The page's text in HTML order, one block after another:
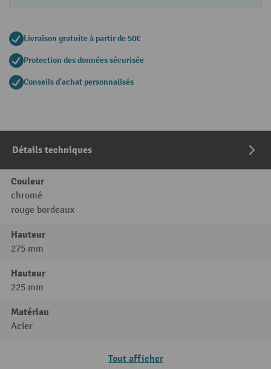
Livraison gratuite à partir de 50€
Protection des données sécurisée
Conseils d'achat personnalisés
Détails techniques
Couleur
chromé
rouge bordeaux
Hauteur
275 mm
Hauteur
225 mm
Matériau
Acier
Tout afficher